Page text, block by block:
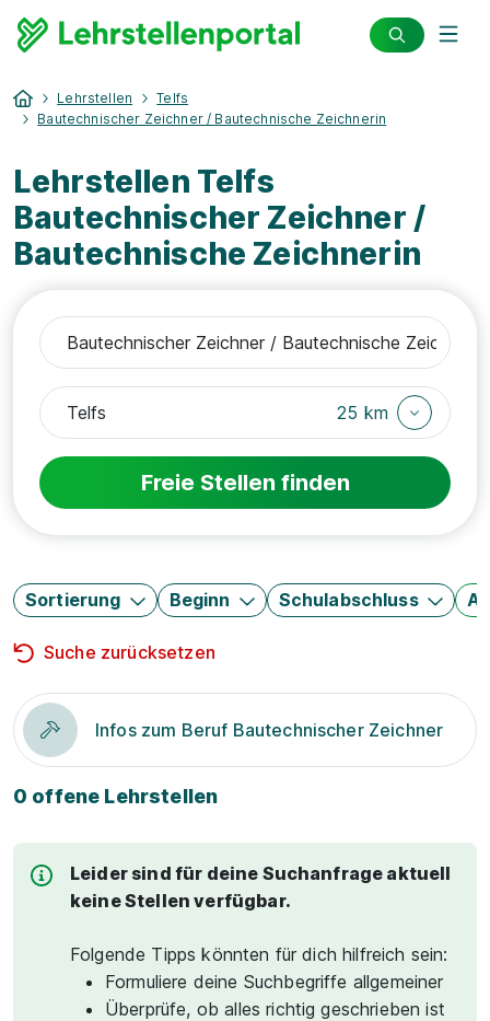
Lehrstellen
Telfs
Bautechnischer Zeichner / Bautechnische Zeichnerin
Lehrstellen Telfs
Bautechnischer Zeichner /
Bautechnische Zeichnerin
25 km
Freie Stellen finden
Sortierung Beginn Schulabschluss
Suche zurücksetzen
Infos zum Beruf Bautechnischer Zeichner
0 offene Lehrstellen
Leider sind für deine Suchanfrage aktuell
keine Stellen verfügbar.
Folgende Tipps könnten für dich hilfreich sein:
Formuliere deine Suchbegriffe allgemeiner
Überprüfe, ob alles richtig geschrieben ist